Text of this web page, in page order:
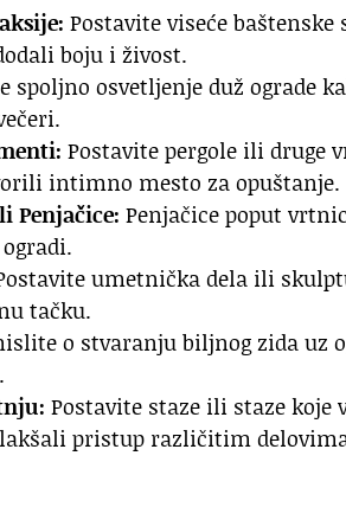
Postavite viseće
boju i živost.
spoljno osvetljenje duž ograde
Postavite pergole ili druge
intimno mesto za opuštanje.
Penjačice: Penjačice poput
umetnička dela ili
tačku.
o stvaranju biljnog zida uz
Postavite staze ili staze koje
pristup različitim